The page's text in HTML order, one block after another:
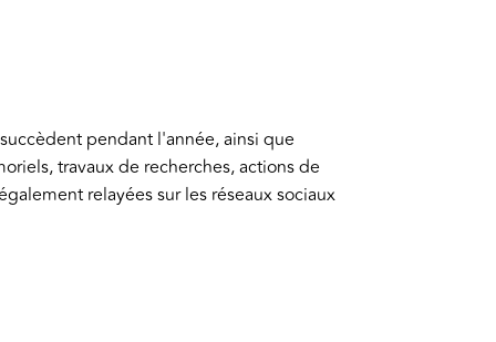
pendant l'année, ainsi que
travaux de recherches, actions de
relayées sur les réseaux sociaux